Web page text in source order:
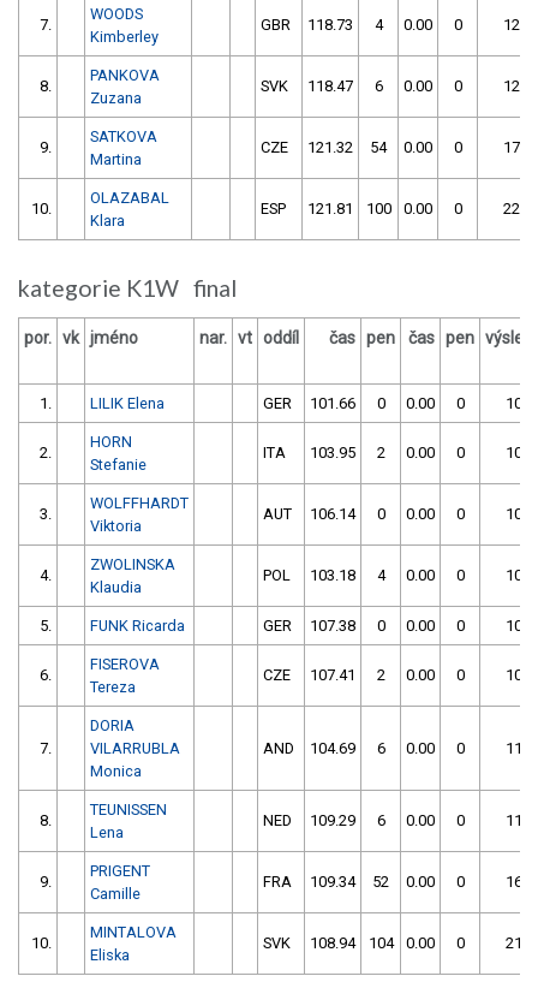
7.
WOODS
Kimberley
GBR 118.73 4 0.00 0
8.
PANKOVA
Zuzana
SVK 118.47 6 0.00 0
9.
SATKOVA
Martina
CZE 121.32 54 0.00 0
10.
OLAZABAL
Klara
ESP 121.81 100 0.00 0
kategorie K1W final
por. vk jméno nar. vt oddíl čas pen čas pen
1. LILIK Elena GER 101.66 0 0.00 0
2.
HORN
Stefanie
ITA 103.95 2 0.00 0
3.
WOLFFHARDT
Viktoria
AUT 106.14 0 0.00 0
4.
ZWOLINSKA
Klaudia
POL 103.18 4 0.00 0
5. FUNK Ricarda GER 107.38 0 0.00 0
6.
FISEROVA
Tereza
CZE 107.41 2 0.00 0
7.
DORIA
VILARRUBLA
Monica
AND 104.69 6 0.00 0
8.
TEUNISSEN
Lena
NED 109.29 6 0.00 0
9.
PRIGENT
Camille
FRA 109.34 52 0.00 0
10.
MINTALOVA
Eliska
SVK 108.94 104 0.00 0